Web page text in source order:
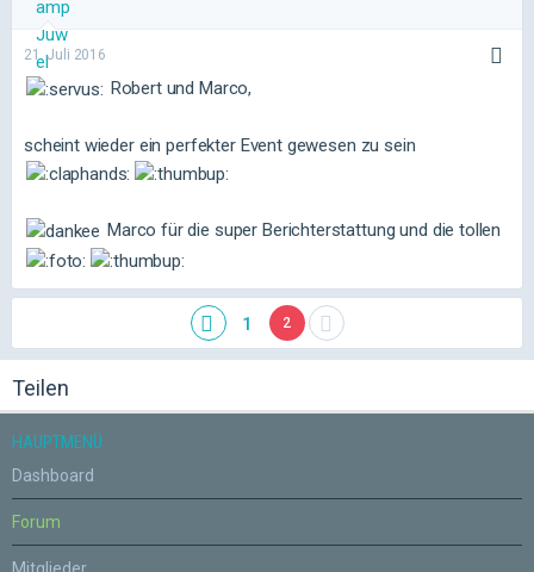
21. Juli 2016
Robert und Marco,
scheint wieder ein perfekter Event gewesen zu sein
Marco für die super Berichterstattung und die tollen
1 2
Teilen
HAUPTMENÜ
Dashboard
Forum